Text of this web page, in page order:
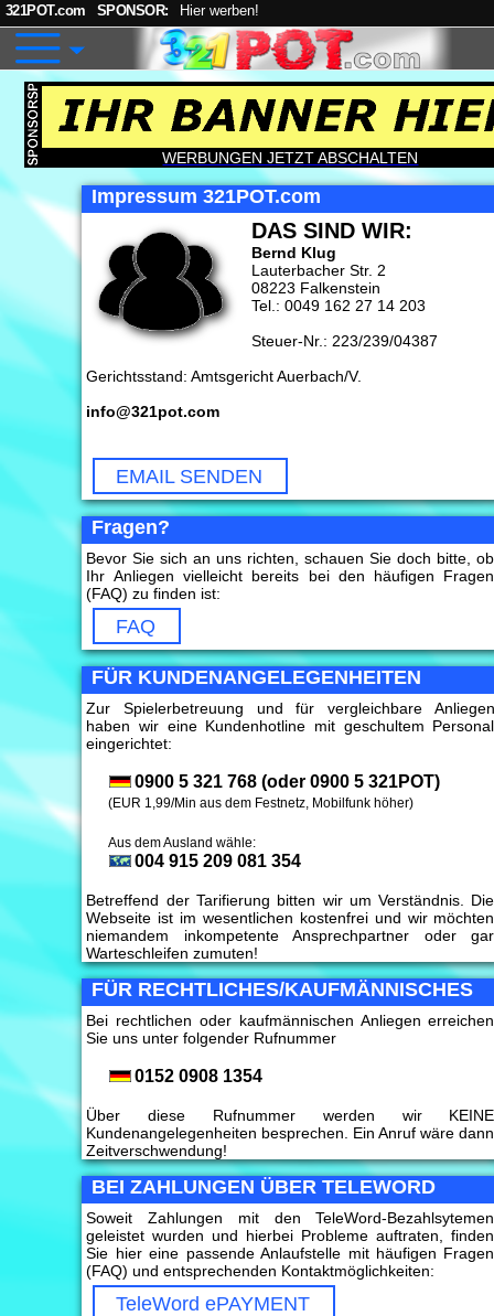
321POT.com SPONSOR: Hier werben!
WERBUNGEN JETZT ABSCHALTEN
Impressum 321POT.com
DAS SIND WIR:
Bernd Klug
Lauterbacher Str. 2
08223 Falkenstein
Tel.: 0049 162 27 14 203
Steuer-Nr.: 223/239/04387
Gerichtsstand: Amtsgericht Auerbach/V.
info@321pot.com
EMAIL SENDEN
Fragen?
Bevor Sie sich an uns richten, schauen Sie doch bitte, ob
Ihr Anliegen vielleicht bereits bei den häufigen Fragen
(FAQ) zu finden ist:
FAQ
FÜR KUNDENANGELEGENHEITEN
Zur Spielerbetreuung und für vergleichbare Anliegen
haben wir eine Kundenhotline mit geschultem Personal
eingerichtet:
0900 5 321 768 (oder 0900 5 321POT)
(EUR 1,99/Min aus dem Festnetz, Mobilfunk höher)
Aus dem Ausland wähle:
004 915 209 081 354
Betreffend der Tarifierung bitten wir um Verständnis. Die
Webseite ist im wesentlichen kostenfrei und wir möchten
niemandem inkompetente Ansprechpartner oder gar
Warteschleifen zumuten!
FÜR RECHTLICHES/KAUFMÄNNISCHES
Bei rechtlichen oder kaufmännischen Anliegen erreichen
Sie uns unter folgender Rufnummer
0152 0908 1354
Über diese Rufnummer werden wir KEINE
Kundenangelegenheiten besprechen. Ein Anruf wäre dann
Zeitverschwendung!
BEI ZAHLUNGEN ÜBER TELEWORD
Soweit Zahlungen mit den TeleWord-Bezahlsytemen
geleistet wurden und hierbei Probleme auftraten, finden
Sie hier eine passende Anlaufstelle mit häufigen Fragen
(FAQ) und entsprechenden Kontaktmöglichkeiten:
TeleWord ePAYMENT